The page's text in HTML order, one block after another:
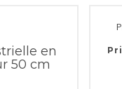
en
50 cm